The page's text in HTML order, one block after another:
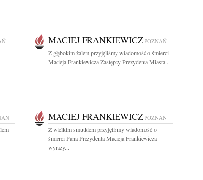
MACIEJ FRANKIEWICZ POZNAŃ
Z głębokim żalem przyjęliśmy wiadomość o śmierci
Macieja Frankiewicza Zastępcy Prezydenta Miasta...
MACIEJ FRANKIEWICZ POZNAŃ
Z wielkim smutkiem przyjęliśmy wiadomość o
śmierci Pana Prezydenta Macieja Frankiewicza
wyrazy...